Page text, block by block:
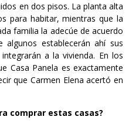
en dos pisos. La planta alta
para habitar, mientras que la
familia la adecúe de acuerdo
algunos establecerán ahí sus
a la vivienda. En los
Casa Panela es exactamente
que Carmen Elena acertó en
comprar estas casas?